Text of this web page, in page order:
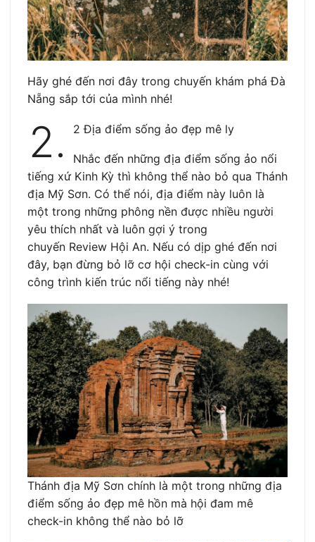
Hãy ghé đến nơi đây trong chuyến khám phá Đà
Nẵng sắp tới của mình nhé!
2. 2 Địa điểm sống ảo đẹp mê ly
Nhắc đến những địa điểm sống ảo nổi
tiếng xứ Kinh Kỳ thì không thể nào bỏ qua Thánh
địa Mỹ Sơn. Có thể nói, địa điểm này luôn là
một trong những phông nền được nhiều người
yêu thích nhất và luôn gợi ý trong
chuyến Review Hội An. Nếu có dịp ghé đến nơi
đây, bạn đừng bỏ lỡ cơ hội check-in cùng với
công trình kiến trúc nổi tiếng này nhé!
Thánh địa Mỹ Sơn chính là một trong những địa
điểm sống ảo đẹp mê hồn mà hội đam mê
check-in không thể nào bỏ lỡ